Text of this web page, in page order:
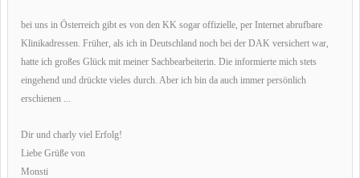
bei uns in Österreich gibt es von den KK sogar offizielle, per Internet abrufbare
Klinikadressen. Früher, als ich in Deutschland noch bei der DAK versichert war,
hatte ich großes Glück mit meiner Sachbearbeiterin. Die informierte mich stets
eingehend und drückte vieles durch. Aber ich bin da auch immer persönlich
erschienen ...
Dir und charly viel Erfolg!
Liebe Grüße von
Monsti